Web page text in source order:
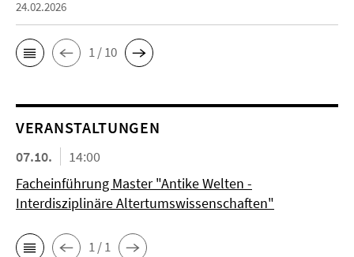
24.02.2026
1 / 10
VERANSTALTUNGEN
07.10.
14:00
Facheinführung Master "Antike Welten -
Interdisziplinäre Altertumswissenschaften"
1 / 1